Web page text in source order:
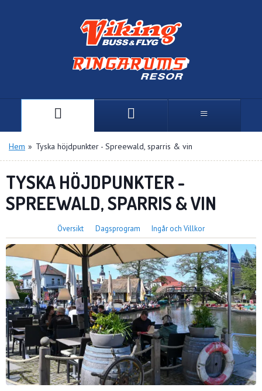
Hem » Tyska höjdpunkter - Spreewald, sparris & vin
TYSKA HÖJDPUNKTER -
SPREEWALD, SPARRIS & VIN
Översikt Dagsprogram Ingår och Villkor